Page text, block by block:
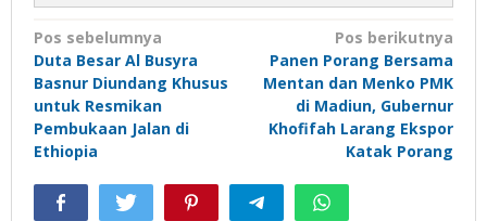
Navigasi
pos
Pos sebelumnya
Duta Besar Al Busyra
Basnur Diundang Khusus
untuk Resmikan
Pembukaan Jalan di
Ethiopia
Pos berikutnya
Panen Porang Bersama
Mentan dan Menko PMK
di Madiun, Gubernur
Khofifah Larang Ekspor
Katak Porang